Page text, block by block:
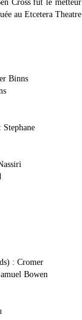
Cross fut le metteur
au Etcetera Theatre
Binns
: Cromer
Bowen